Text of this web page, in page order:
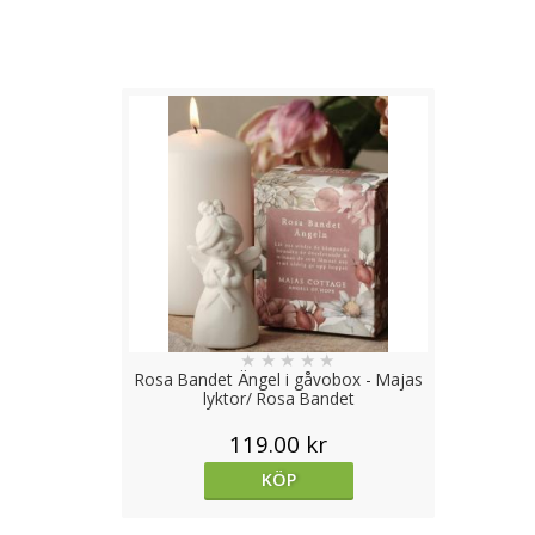
Rosa Bandet Ängel i gåvobox - Majas
lyktor/ Rosa Bandet
★★★★★
119.00 kr
KÖP